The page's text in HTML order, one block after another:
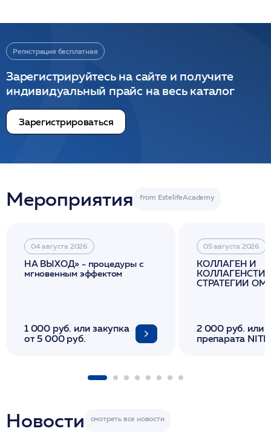
Регистрация бесплатная
Зарегистрируйтесь на сайте и получите
индивидуальный прайс на весь каталог
Зарегистрироваться
Мероприятия
04 августа 2026
НА ВЫХОД» - процедуры с
мгновенным эффектом
1 000 руб. или закупка
от 5 000 руб.
05 августа 2026
КОЛЛАГЕН И
СТРАТЕГИИ
2 000 руб. или
препарата
Новости